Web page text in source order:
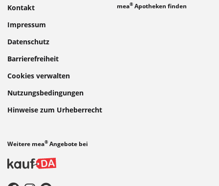
Kontakt
Impressum
Datenschutz
Barrierefreiheit
Cookies verwalten
Nutzungsbedingungen
Hinweise zum Urheberrecht
mea® Apotheken finden
Weitere mea® Angebote bei